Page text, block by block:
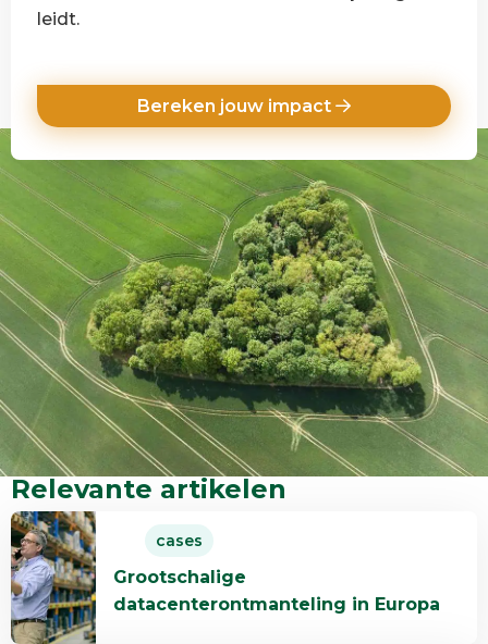
leidt.
Bereken jouw impact
Relevante artikelen
cases
Grootschalige
datacenterontmanteling in Europa
Lees
meer
over
Grootschalige
datacenterontmanteling